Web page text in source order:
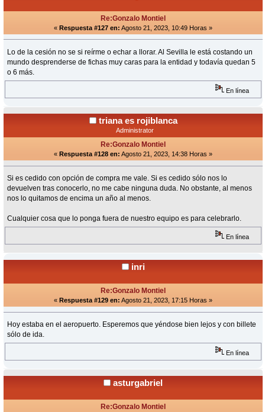
Re:Gonzalo Montiel
« Respuesta #127 en: Agosto 21, 2023, 10:49 Horas »
Lo de la cesión no se si reírme o echar a llorar. Al Sevilla le está costando un
mundo desprenderse de fichas muy caras para la entidad y todavía quedan 5
o 6 más.
En línea
triana es rojiblanca
Administrator
Re:Gonzalo Montiel
« Respuesta #128 en: Agosto 21, 2023, 14:38 Horas »
Si es cedido con opción de compra me vale. Si es cedido sólo nos lo
devuelven tras conocerlo, no me cabe ninguna duda. No obstante, al menos
nos lo quitamos de encima un año al menos.
Cualquier cosa que lo ponga fuera de nuestro equipo es para celebrarlo.
En línea
inri
Re:Gonzalo Montiel
« Respuesta #129 en: Agosto 21, 2023, 17:15 Horas »
Hoy estaba en el aeropuerto. Esperemos que yéndose bien lejos y con billete
sólo de ida.
En línea
asturgabriel
Re:Gonzalo Montiel